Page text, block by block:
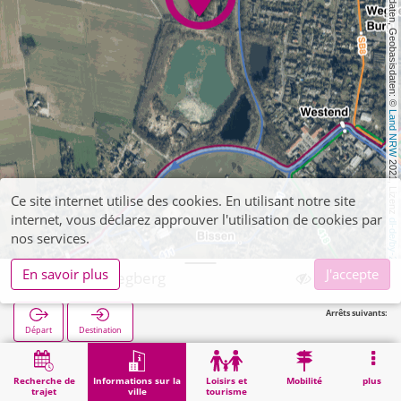
, Kartendaten, Geobasisdaten: ©
Land NRW
2021, Lizenz
dl-de/by-2-0
Recherche de
trajet
Informations sur la
ville
Loisirs et
tourisme
Mobilité plus
Friedhof Wegberg
Départ Destination
Arrêts suivants:
Démarrage Informations sur la ville Friedhof Wegberg
Ce site internet utilise des cookies. En utilisant notre site
internet, vous déclarez approuver l'utilisation de cookies par
nos services.
En savoir plus
J'accepte